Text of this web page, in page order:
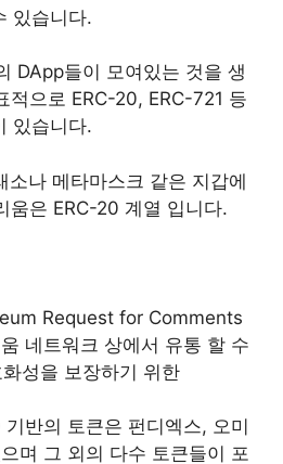
있습니다.
DApp들이 모여있는 것을 생
적으로 ERC-20, ERC-721 등
있습니다.
소나 메타마스크 같은 지갑에
움은 ERC-20 계열 입니다.
Request for Comments
네트워크 상에서 유통 할 수
성을 보장하기 위한
반의 토큰은 펀디엑스, 오미
며 그 외의 다수 토큰들이 포